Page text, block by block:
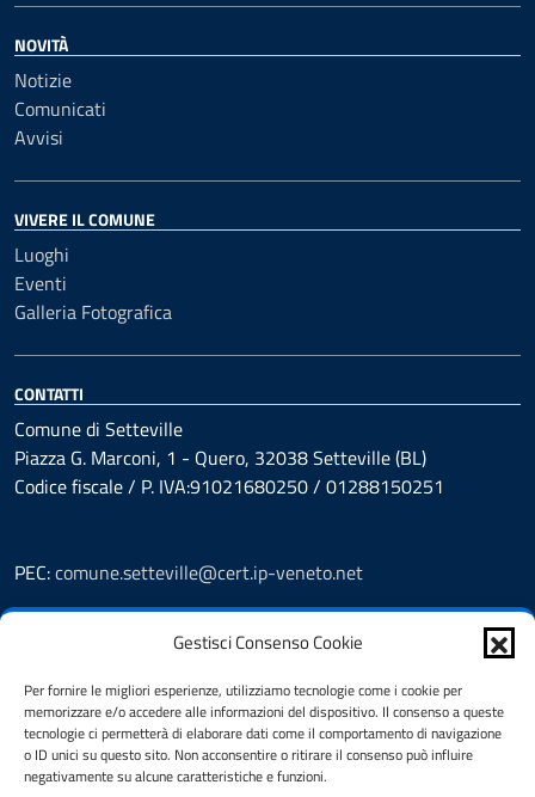
Gestisci Consenso Cookie
Per fornire le migliori esperienze, utilizziamo tecnologie come i cookie per
memorizzare e/o accedere alle informazioni del dispositivo. Il consenso a queste
tecnologie ci permetterà di elaborare dati come il comportamento di navigazione
o ID unici su questo sito. Non acconsentire o ritirare il consenso può influire
negativamente su alcune caratteristiche e funzioni.
NOVITÀ
Notizie
Comunicati
Avvisi
VIVERE IL COMUNE
Luoghi
Eventi
Galleria Fotografica
CONTATTI
Comune di Setteville
Piazza G. Marconi, 1 - Quero, 32038 Setteville (BL)
Codice fiscale / P. IVA:91021680250 / 01288150251
PEC:comune.setteville@cert.ip-veneto.net
Leggi le FAQ
Segnalazione disservizio
Richiesta assistenza
Feedback
Amministrazione Trasparente